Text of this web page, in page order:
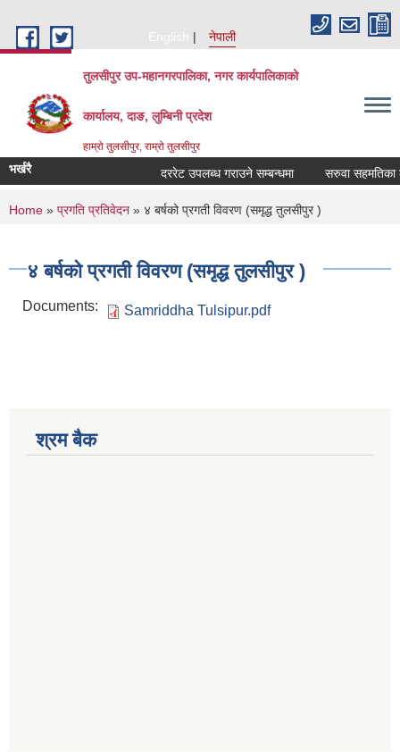
English
नेपाली
तुलसीपुर उप-महानगरपालिका, नगर कार्यपालिकाको
कार्यालय, दाङ, लुम्बिनी प्रदेश
हाम्रो तुलसीपुर, राम्रो तुलसीपुर
भर्खरै दररेट उपलब्ध गराउने सम्बन्धमा सरुवा सहमतिका
You are here
Home » प्रगति प्रतिवेदन » ४ बर्षको प्रगती विवरण (समृद्ध तुलसीपुर )
४ बर्षको प्रगती विवरण (समृद्ध तुलसीपुर )
Documents: Samriddha Tulsipur.pdf
श्रम बैक